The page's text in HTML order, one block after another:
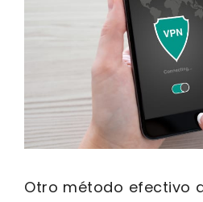
Otro método efectivo